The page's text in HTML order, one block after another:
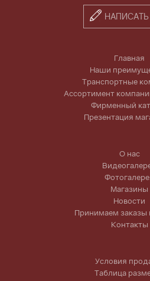
Главная
Наши
Транспортные
Ассортимент
Фирменный
Презентация
О нас
Магазины
Новости
Принимаем заказы
Контакты
Условия
Таблица